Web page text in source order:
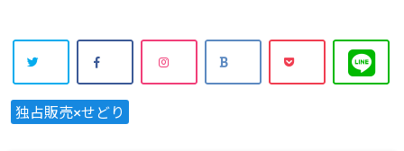
独占販売×せどり